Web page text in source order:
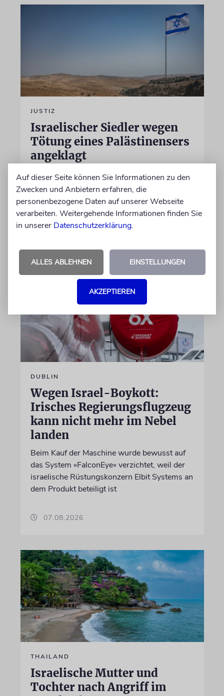
JUSTIZ
Israelischer Siedler wegen
Tötung eines Palästinensers
angeklagt
Der getötete Aktivist setzte sich gegen
Siedlergewalt ein und war an dem Oscar-
prämierten Film »No Other Land« beteiligt.
Jetzt steht der mutmaßliche Täter vor Gericht
DUBLIN
Wegen Israel-Boykott:
Irisches Regierungsflugzeug
kann nicht mehr im Nebel
landen
Beim Kauf der Maschine wurde bewusst auf
das System »FalconEye« verzichtet, weil der
israelische Rüstungskonzern Elbit Systems an
dem Produkt beteiligt ist
07.08.2026
THAILAND
Israelische Mutter und
Tochter nach Angriff im
Auf dieser Seite können Sie Informationen zu den
Zwecken und Anbietern erfahren, die
personenbezogene Daten auf unserer Webseite
verarbeiten. Weitergehende Informationen finden Sie
in unserer Datenschutzerklärung.
ALLES ABLEHNEN EINSTELLUNGEN
AKZEPTIEREN